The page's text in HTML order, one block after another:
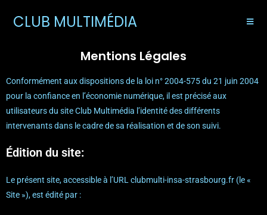
CLUB MULTIMÉDIA
Mentions Légales
Conformément aux dispositions de la loi n° 2004-575 du 21 juin 2004
pour la confiance en l’économie numérique, il est précisé aux
utilisateurs du site Club Multimédia l’identité des différents
intervenants dans le cadre de sa réalisation et de son suivi.
Édition du site:
Le présent site, accessible à l’URL clubmulti-insa-strasbourg.fr (le «
Site »), est édité par :